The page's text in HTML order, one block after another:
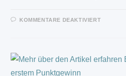
KOMMENTARE DEAKTIVIERTFÜR
DM